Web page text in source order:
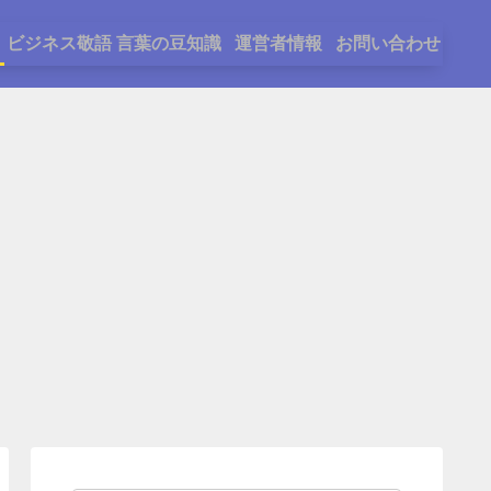
ビジネス敬語 言葉の豆知識 運営者情報 お問い合わせ